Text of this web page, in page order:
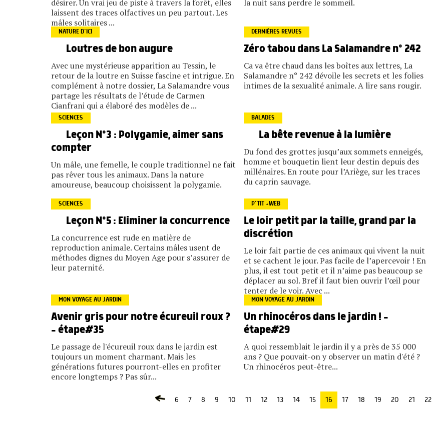
désirer. Un vrai jeu de piste à travers la forêt, elles
laissent des traces olfactives un peu partout. Les
mâles solitaires ...
la nuit sans perdre le sommeil.
NATURE D’ICI
Loutres de bon augure
Avec une mystérieuse apparition au Tessin, le
retour de la loutre en Suisse fascine et intrigue. En
complément à notre dossier, La Salamandre vous
partage les résultats de l’étude de Carmen
Cianfrani qui a élaboré des modèles de ...
DERNIÈRES REVUES
Zéro tabou dans La Salamandre n° 242
Ca va être chaud dans les boîtes aux lettres, La
Salamandre n° 242 dévoile les secrets et les folies
intimes de la sexualité animale. A lire sans rougir.
SCIENCES
Leçon N°3 : Polygamie, aimer sans
compter
Un mâle, une femelle, le couple traditionnel ne fait
pas rêver tous les animaux. Dans la nature
amoureuse, beaucoup choisissent la polygamie.
BALADES
La bête revenue à la lumière
Du fond des grottes jusqu’aux sommets enneigés,
homme et bouquetin lient leur destin depuis des
millénaires. En route pour l’Ariège, sur les traces
du caprin sauvage.
SCIENCES
Leçon N°5 : Eliminer la concurrence
La concurrence est rude en matière de
reproduction animale. Certains mâles usent de
méthodes dignes du Moyen Age pour s’assurer de
leur paternité.
P’TIT +WEB
Le loir petit par la taille, grand par la
discrétion
Le loir fait partie de ces animaux qui vivent la nuit
et se cachent le jour. Pas facile de l’apercevoir ! En
plus, il est tout petit et il n’aime pas beaucoup se
déplacer au sol. Bref il faut bien ouvrir l’œil pour
tenter de le voir. Avec ...
MON VOYAGE AU JARDIN
Avenir gris pour notre écureuil roux ?
– étape#35
Le passage de l'écureuil roux dans le jardin est
toujours un moment charmant. Mais les
générations futures pourront-elles en profiter
encore longtemps ? Pas sûr...
MON VOYAGE AU JARDIN
Un rhinocéros dans le jardin ! –
étape#29
A quoi ressemblait le jardin il y a près de 35 000
ans ? Que pouvait-on y observer un matin d'été ?
Un rhinocéros peut-être...
6 7 8 9 10 11 12 13 14 15 16 17 18 19 20 21 22